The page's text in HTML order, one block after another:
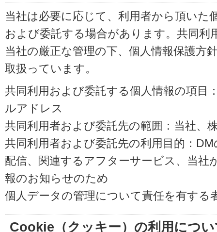
当社は必要に応じて、利用者から頂いた
および委託する場合があります。共同利
当社の厳正な管理の下、個人情報保護方
取扱っています。
共同利用および委託する個人情報の項目
ルアドレス
共同利用者および委託先の範囲：当社、
共同利用者および委託先の利用目的：
配信、関連するアフターサービス、当社
報のお知らせのため
個人データの管理について責任を有する
Cookie（クッキー）の利用につ